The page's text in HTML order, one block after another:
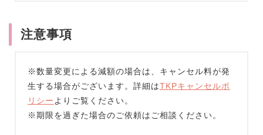
注意事項
※数量変更による減額の場合は、キャンセル料が発
生する場合がございます。詳細はTKPキャンセルポ
リシー よりご覧ください。
※期限を過ぎた場合のご依頼はご相談ください。